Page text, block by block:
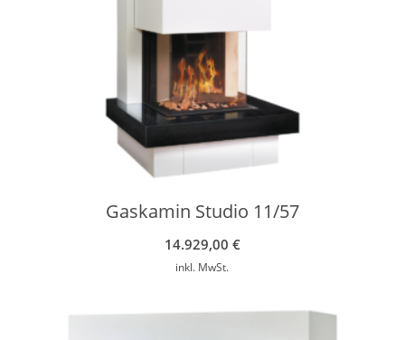
Gaskamin Studio 11/57
14.929,00 €
inkl. MwSt.